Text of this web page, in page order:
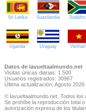
Sri Lanka Suazilandia
Uganda Uruguay Vietnam
Datos de lavueltaalmundo.net
Visitas únicas diarias: 1.500
Usuarios registrados: 30967
Última actualización: Agosto 2026
© lavueltaalmundo.net. Todos los
Se prohíbe la reproducción total
autorización expresa de los